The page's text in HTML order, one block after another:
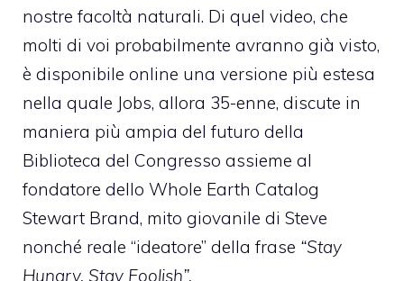
nostre facoltà naturali. Di quel video, che
molti di voi probabilmente avranno già visto,
è disponibile online una versione più estesa
nella quale Jobs, allora 35-enne, discute in
maniera più ampia del futuro della
Biblioteca del Congresso assieme al
fondatore dello Whole Earth Catalog
Stewart Brand, mito giovanile di Steve
nonché reale “ideatore” della frase “Stay
Hungry, Stay Foolish”.